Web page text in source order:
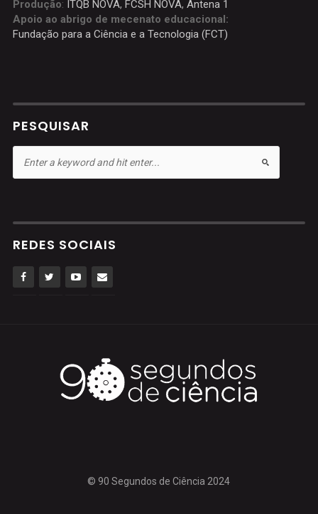
Produção: ITQB NOVA, FCSH NOVA, Antena 1
Apoio ao abrigo de mecenato educacional:
Fundação para a Ciência e a Tecnologia (FCT)
PESQUISAR
REDES SOCIAIS
© 90 Segundos de Ciência 2024